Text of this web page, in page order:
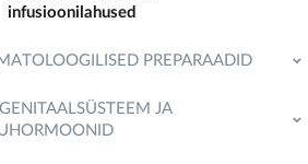
infusioonilahused
PREPARAADID
JA